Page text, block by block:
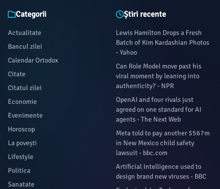
Categorii
Actualitate
Bancul zilei
Calendar Ortodox
Citate
Citatul zilei
Economie
Evenimente
Horoscop
La povești
Lifestyle
Politica
Sanatate
Știri recente
Lewis Hamilton Drops a Fresh
Batch of Kim Kardashian Photos
- Yahoo
Can Role Model move past his
viral moment by leaning into
authenticity? - NPR
OpenAI and four rivals just
agreed on one standard for AI
agents - The Next Web
Meta told to pay another $567m
in New Mexico child safety
lawsuit - bbc.com
Artificial Intelligence used to
design brand new viruses - BBC